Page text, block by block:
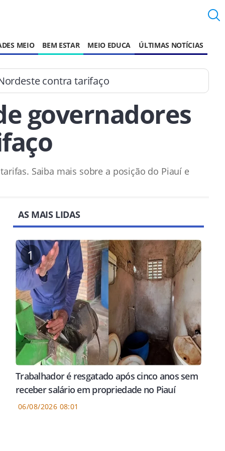
MEIO BEM ESTAR MEIO EDUCA ÚLTIMAS NOTÍCIAS
contra tarifaço
governadores
Saiba mais sobre a posição do Piauí e
AS MAIS LIDAS
1
Trabalhador é resgatado após cinco anos sem
receber salário em propriedade no Piauí
06/08/2026 08:01